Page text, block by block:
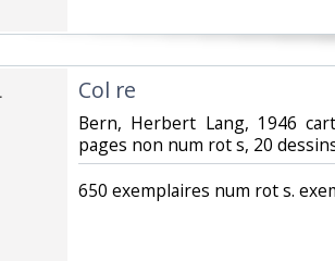
‎Col re‎
‎Bern, Herbert Lang, 1946
pages non num rot s, 20
‎650 exemplaires num rot s.